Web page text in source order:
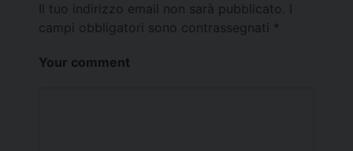
Il tuo indirizzo email non sarà pubblicato.
campi obbligatori sono contrassegnati *
Your comment